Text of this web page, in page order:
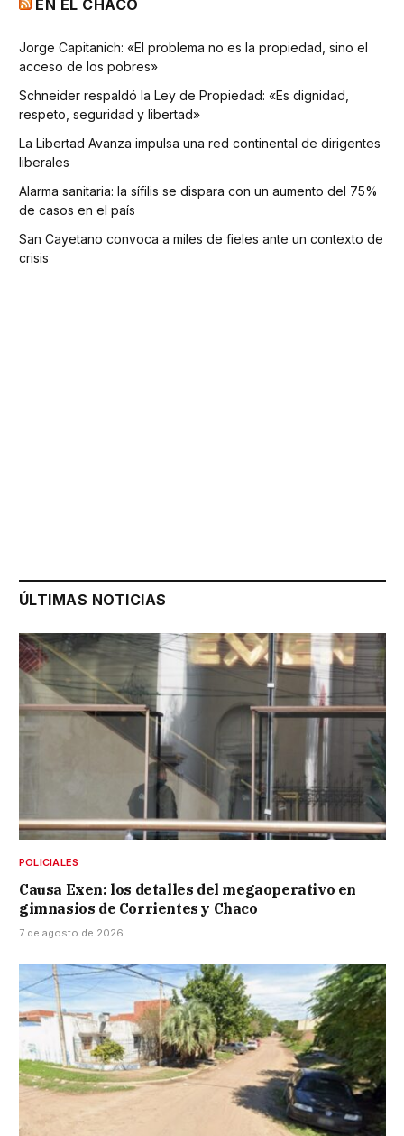
EN EL CHACO
Jorge Capitanich: «El problema no es la propiedad, sino el
acceso de los pobres»
Schneider respaldó la Ley de Propiedad: «Es dignidad,
respeto, seguridad y libertad»
La Libertad Avanza impulsa una red continental de dirigentes
liberales
Alarma sanitaria: la sífilis se dispara con un aumento del 75%
de casos en el país
San Cayetano convoca a miles de fieles ante un contexto de
crisis
ÚLTIMAS NOTICIAS
POLICIALES
Causa Exen: los detalles del megaoperativo en
gimnasios de Corrientes y Chaco
7 de agosto de 2026